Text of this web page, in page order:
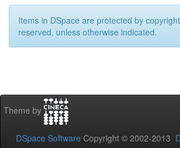
Items in DSpace are protected by
reserved, unless otherwise indicated.
Theme by
DSpace Software Copyright © 2002-2013